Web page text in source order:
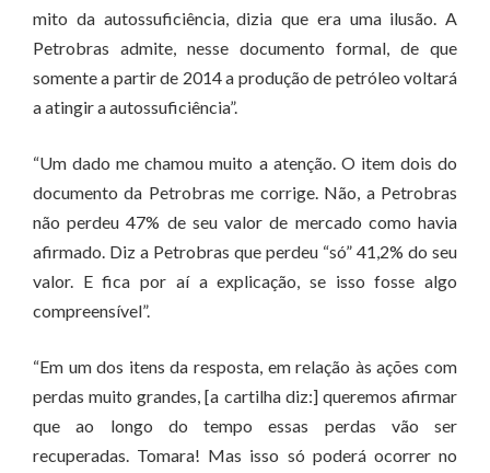
mito da autossuficiência, dizia que era uma ilusão. A
Petrobras admite, nesse documento formal, de que
somente a partir de 2014 a produção de petróleo voltará
a atingir a autossuficiência”.
“Um dado me chamou muito a atenção. O item dois do
documento da Petrobras me corrige. Não, a Petrobras
não perdeu 47% de seu valor de mercado como havia
afirmado. Diz a Petrobras que perdeu “só” 41,2% do seu
valor. E fica por aí a explicação, se isso fosse algo
compreensível”.
“Em um dos itens da resposta, em relação às ações com
perdas muito grandes, [a cartilha diz:] queremos afirmar
que ao longo do tempo essas perdas vão ser
recuperadas. Tomara! Mas isso só poderá ocorrer no